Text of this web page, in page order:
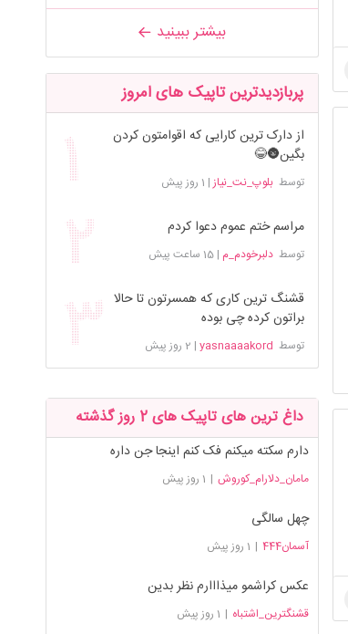
بیشتر ببینید
پربازدیدترین تاپیک های امروز
از دارک ترین کارایی که اقوامتون کردن
بگین🌚😂
توسطبلوپ_نت_نیاز| 1 روز پیش
مراسم ختم عموم دعوا کردم
توسطدلبرخودم_م |15 ساعت پیش
قشنگ ترین کاری که همسرتون تا حالا
براتون کرده چی بوده
توسط yasnaaaakord
| 2 روز پیش
داغ ترین های تاپیک های 2 روز گذشته
دارم سکته میکنم فک کنم اینجا جن داره
مامان_دلارام_کوروش | 1 روز پیش
چهل سالگی
آسمان444 | 1 روز پیش
عکس کراشمو میذااارم نظر بدین
قشنگترین_اشتباه | 1 روز پیش